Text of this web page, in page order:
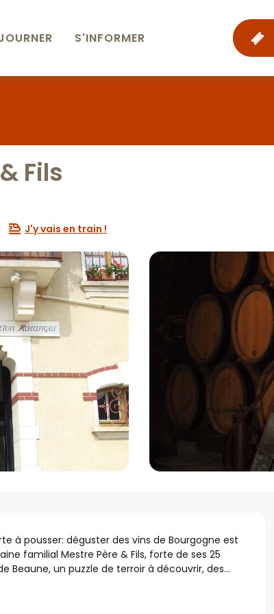
S'INFORMER
Fils
J'y vais en train !
à pousser: déguster des vins de Bourgogne est
familial Mestre Père & Fils, forte de ses 25
un puzzle de terroir à découvrir, des...